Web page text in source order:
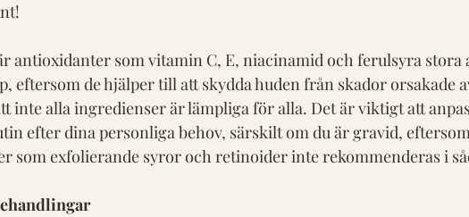
antioxidanter som vitamin C, E, niacinamid och ferulsyra stora
eftersom de hjälper till att skydda huden från skador orsakade
inte alla ingredienser är lämpliga för alla. Det är viktigt att
efter dina personliga behov, särskilt om du är gravid,
som exfolierande syror och retinoider inte rekommenderas i